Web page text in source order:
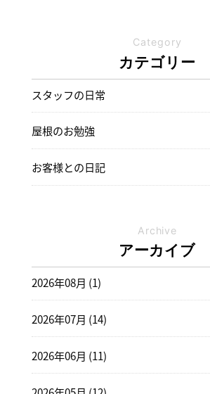
Category
カテゴリー
スタッフの日常
屋根のお勉強
お客様との日記
Archive
アーカイブ
2026年08月 (1)
2026年07月 (14)
2026年06月 (11)